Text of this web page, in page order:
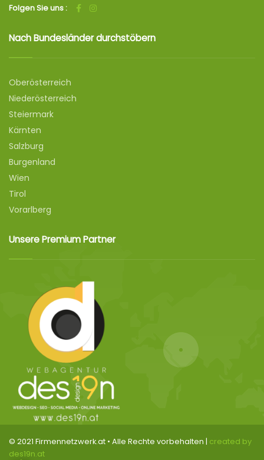
Folgen Sie uns :
Nach Bundesländer durchstöbern
Oberösterreich
Niederösterreich
Steiermark
Kärnten
Salzburg
Burgenland
Wien
Tirol
Vorarlberg
Unsere Premium Partner
© 2021 Firmennetzwerk.at • Alle Rechte vorbehalten | created by
des19n.at